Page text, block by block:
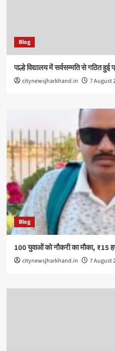
Blog
पाल्हे विद्यालय में सर्वसम्मति से गठित
citynewsjharkhand.in 7 August
Blog
100 युवाओं को नौकरी का मौका, ₹15
citynewsjharkhand.in 7 August